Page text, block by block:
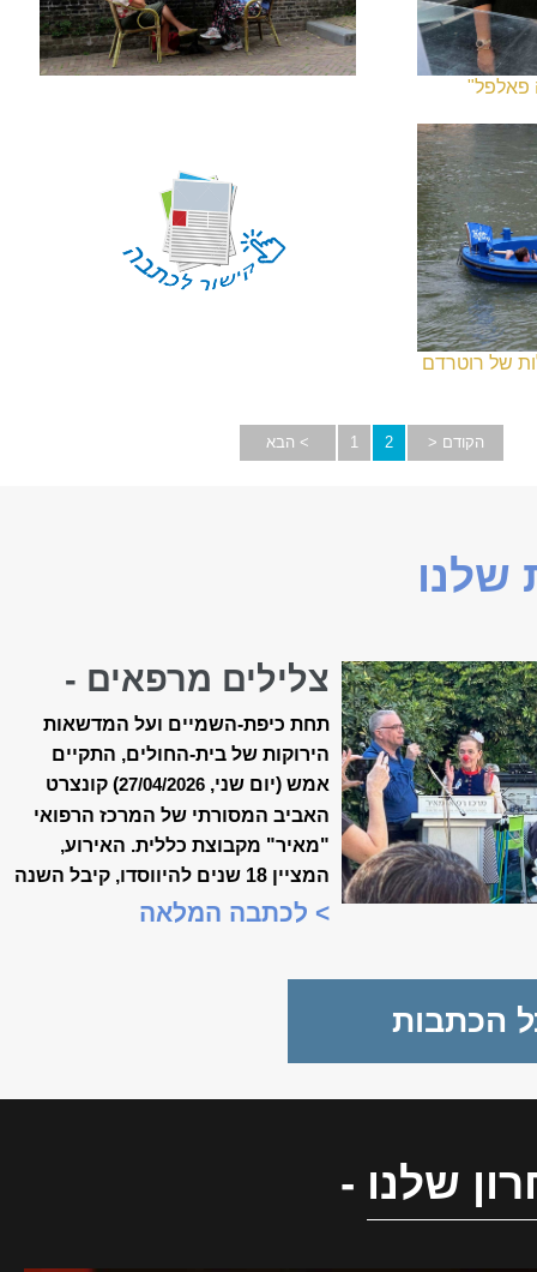
פאלפל"
של רוטרדם
> הבא 1 2 הקודם <
שלנו
צלילים מרפאים -
קונצרט האביב ה-18
של ״מאיר״
תחת כיפת-השמיים ועל המדשאות
הירוקות של בית-החולים, התקיים
אמש (יום שני, 27/04/2026) קונצרט
האביב המסורתי של המרכז הרפואי
"מאיר" מקבוצת כללית. האירוע,
המציין 18 שנים להיווסדו, קיבל השנה
משמעות מיוחדת, כשנכלל לראשונה
> לכתבה המלאה
הכתבות
שלנו -